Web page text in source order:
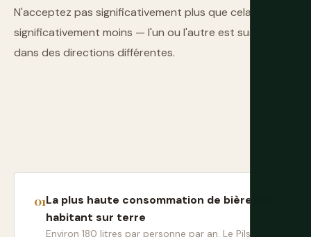
N'acceptez pas significativement plus que cela ou
significativement moins — l'un ou l'autre est suspect
dans des directions différentes.
La plus haute consommation de bière par
habitant sur terre
Environ 180 litres par personne par an. Le Pilsner